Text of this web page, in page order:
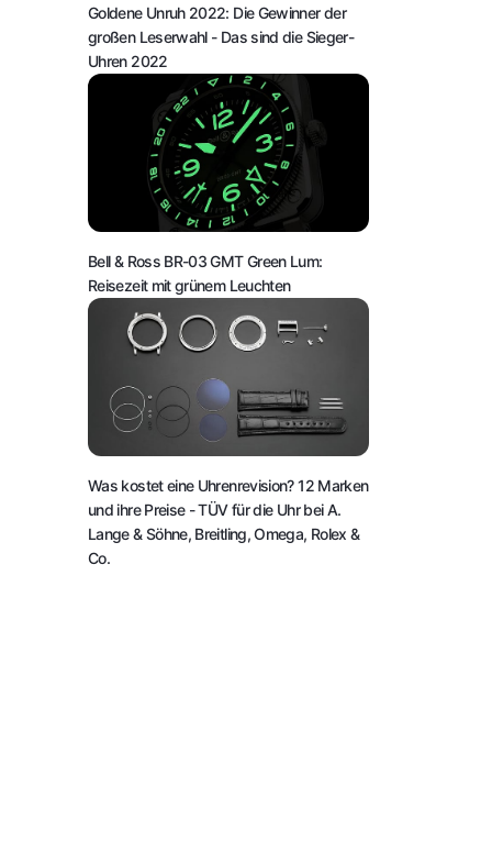
Goldene Unruh 2022: Die Gewinner der
großen Leserwahl - Das sind die Sieger-
Uhren 2022
Bell & Ross BR-03 GMT Green Lum:
Reisezeit mit grünem Leuchten
Was kostet eine Uhrenrevision? 12 Marken
und ihre Preise - TÜV für die Uhr bei A.
Lange & Söhne, Breitling, Omega, Rolex &
Co.